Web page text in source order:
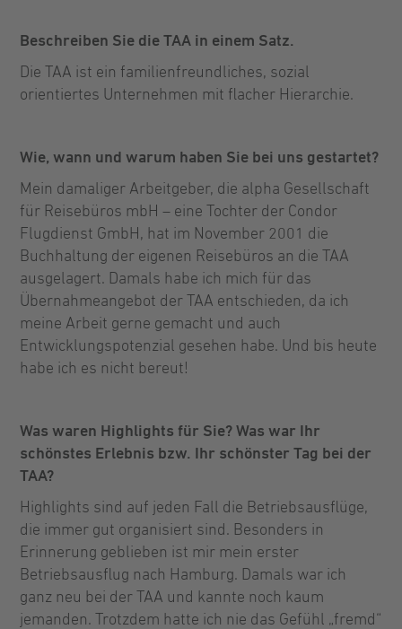
Beschreiben Sie die TAA in einem Satz.
Die TAA ist ein familienfreundliches, sozial
orientiertes Unternehmen mit flacher Hierarchie.
Wie, wann und warum haben Sie bei uns gestartet?
Mein damaliger Arbeitgeber, die alpha Gesellschaft
für Reisebüros mbH – eine Tochter der Condor
Flugdienst GmbH, hat im November 2001 die
Buchhaltung der eigenen Reisebüros an die TAA
ausgelagert. Damals habe ich mich für das
Übernahmeangebot der TAA entschieden, da ich
meine Arbeit gerne gemacht und auch
Entwicklungspotenzial gesehen habe. Und bis heute
habe ich es nicht bereut!
Was waren Highlights für Sie? Was war Ihr
schönstes Erlebnis bzw. Ihr schönster Tag bei der
TAA?
Highlights sind auf jeden Fall die Betriebsausflüge,
die immer gut organisiert sind. Besonders in
Erinnerung geblieben ist mir mein erster
Betriebsausflug nach Hamburg. Damals war ich
ganz neu bei der TAA und kannte noch kaum
jemanden. Trotzdem hatte ich nie das Gefühl „fremd“